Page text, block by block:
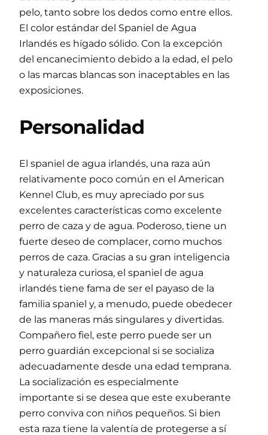
pelo, tanto sobre los dedos como entre ellos.
El color estándar del Spaniel de Agua
Irlandés es hígado sólido. Con la excepción
del encanecimiento debido a la edad, el pelo
o las marcas blancas son inaceptables en las
exposiciones.
Personalidad
El spaniel de agua irlandés, una raza aún
relativamente poco común en el American
Kennel Club, es muy apreciado por sus
excelentes características como excelente
perro de caza y de agua. Poderoso, tiene un
fuerte deseo de complacer, como muchos
perros de caza. Gracias a su gran inteligencia
y naturaleza curiosa, el spaniel de agua
irlandés tiene fama de ser el payaso de la
familia spaniel y, a menudo, puede obedecer
de las maneras más singulares y divertidas.
Compañero fiel, este perro puede ser un
perro guardián excepcional si se socializa
adecuadamente desde una edad temprana.
La socialización es especialmente
importante si se desea que este exuberante
perro conviva con niños pequeños. Si bien
esta raza tiene la valentía de protegerse a sí